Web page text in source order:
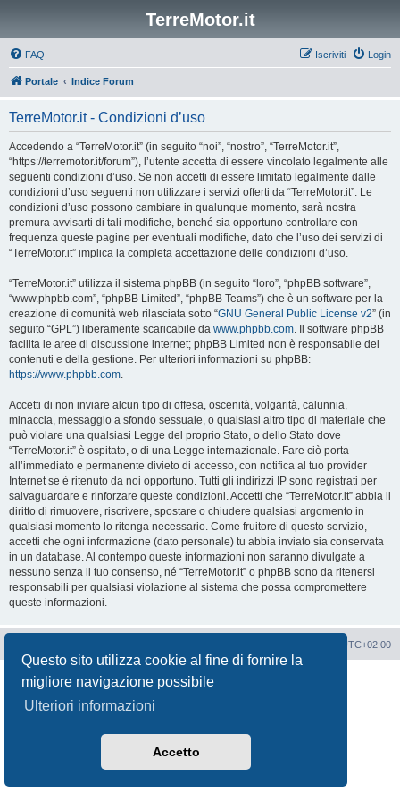
Questo sito utilizza cookie al fine di fornire la
migliore navigazione possibile
Ulteriori informazioni
Accetto
TerreMotor.it
FAQ Login
Iscriviti
Portale Indice Forum
TerreMotor.it - Condizioni d’uso
Accedendo a “TerreMotor.it” (in seguito “noi”, “nostro”, “TerreMotor.it”,
“https://terremotor.it/forum”), l’utente accetta di essere vincolato legalmente alle
seguenti condizioni d’uso. Se non accetti di essere limitato legalmente dalle
condizioni d’uso seguenti non utilizzare i servizi offerti da “TerreMotor.it”. Le
condizioni d’uso possono cambiare in qualunque momento, sarà nostra
premura avvisarti di tali modifiche, benché sia opportuno controllare con
frequenza queste pagine per eventuali modifiche, dato che l’uso dei servizi di
“TerreMotor.it” implica la completa accettazione delle condizioni d’uso.
“TerreMotor.it” utilizza il sistema phpBB (in seguito “loro”, “phpBB software”,
“www.phpbb.com”, “phpBB Limited”, “phpBB Teams”) che è un software per la
creazione di comunità web rilasciata sotto “GNU General Public License v2” (in
seguito “GPL”) liberamente scaricabile da www.phpbb.com. Il software phpBB
facilita le aree di discussione internet; phpBB Limited non è responsabile dei
contenuti e della gestione. Per ulteriori informazioni su phpBB:
https://www.phpbb.com.
Accetti di non inviare alcun tipo di offesa, oscenità, volgarità, calunnia,
minaccia, messaggio a sfondo sessuale, o qualsiasi altro tipo di materiale che
può violare una qualsiasi Legge del proprio Stato, o dello Stato dove
“TerreMotor.it” è ospitato, o di una Legge internazionale. Fare ciò porta
all’immediato e permanente divieto di accesso, con notifica al tuo provider
Internet se è ritenuto da noi opportuno. Tutti gli indirizzi IP sono registrati per
salvaguardare e rinforzare queste condizioni. Accetti che “TerreMotor.it” abbia il
diritto di rimuovere, riscrivere, spostare o chiudere qualsiasi argomento in
qualsiasi momento lo ritenga necessario. Come fruitore di questo servizio,
accetti che ogni informazione (dato personale) tu abbia inviato sia conservata
in un database. Al contempo queste informazioni non saranno divulgate a
nessuno senza il tuo consenso, né “TerreMotor.it” o phpBB sono da ritenersi
responsabili per qualsiasi violazione al sistema che possa compromettere
queste informazioni.
UTC+02:00
Creato da
® Forum Software © phpBB Limited
Traduzione Italiana